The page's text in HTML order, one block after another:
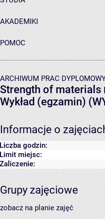
AKADEMIKI
POMOC
ARCHIWUM PRAC
Strength of materials
Wykład (egzamin)
Informacje o
Liczba godzin:
Limit miejsc:
Zaliczenie:
Grupy zajęciowe
zobacz na planie zajęć